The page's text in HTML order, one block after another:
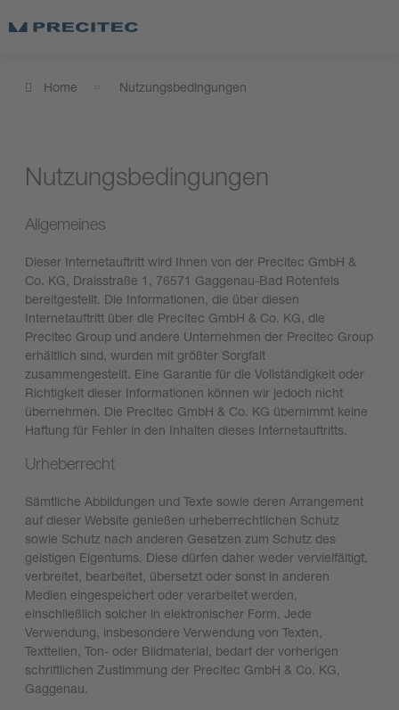
Home Nutzungsbedingungen
Nutzungsbedingungen
Allgemeines
Dieser Internetauftritt wird Ihnen von der Precitec GmbH &
Co. KG, Draisstraße 1, 76571 Gaggenau-Bad Rotenfels
bereitgestellt. Die Informationen, die über diesen
Internetauftritt über die Precitec GmbH & Co. KG, die
Precitec Group und andere Unternehmen der Precitec Group
erhältlich sind, wurden mit größter Sorgfalt
zusammengestellt. Eine Garantie für die Vollständigkeit oder
Richtigkeit dieser Informationen können wir jedoch nicht
übernehmen. Die Precitec GmbH & Co. KG übernimmt keine
Haftung für Fehler in den Inhalten dieses Internetauftritts.
Urheberrecht
Sämtliche Abbildungen und Texte sowie deren Arrangement
auf dieser Website genießen urheberrechtlichen Schutz
sowie Schutz nach anderen Gesetzen zum Schutz des
geistigen Eigentums. Diese dürfen daher weder vervielfältigt,
verbreitet, bearbeitet, übersetzt oder sonst in anderen
Medien eingespeichert oder verarbeitet werden,
einschließlich solcher in elektronischer Form. Jede
Verwendung, insbesondere Verwendung von Texten,
Textteilen, Ton- oder Bildmaterial, bedarf der vorherigen
schriftlichen Zustimmung der Precitec GmbH & Co. KG,
Gaggenau.